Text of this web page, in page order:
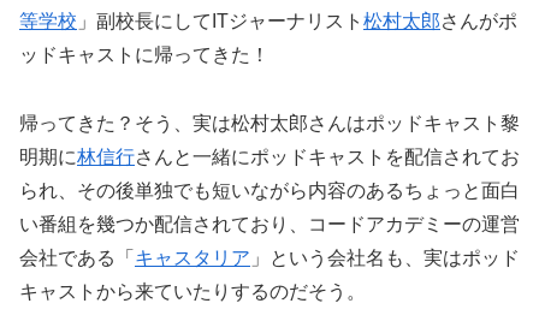
等学校 」副校長にしてITジャーナリスト 松村太郎さんがポ
ッドキャストに帰ってきた！
帰ってきた？そう、実は松村太郎さんはポッドキャスト黎
明期に林信行さんと一緒にポッドキャストを配信されてお
られ、その後単独でも短いながら内容のあるちょっと面白
い番組を幾つか配信されており、コードアカデミーの運営
会社である「 キャスタリア 」という会社名も、実はポッド
キャストから来ていたりするのだそう。